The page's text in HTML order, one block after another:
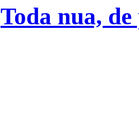
Toda nua,